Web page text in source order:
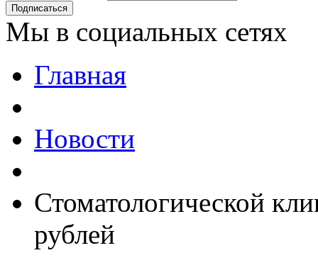
Подписаться
Мы в социальных сетях
Главная
Новости
Стоматологической
рублей